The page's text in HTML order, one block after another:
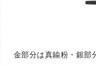
金部分は真鍮粉・銀部